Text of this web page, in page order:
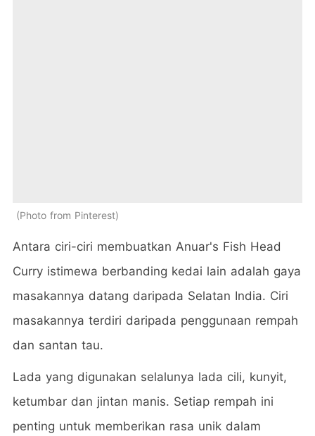
Photo from Pinterest
Antara ciri-ciri membuatkan Anuar's Fish Head
Curry istimewa berbanding kedai lain adalah gaya
masakannya datang daripada Selatan India. Ciri
masakannya terdiri daripada penggunaan rempah
dan santan tau.
Lada yang digunakan selalunya lada cili, kunyit,
ketumbar dan jintan manis. Setiap rempah ini
penting untuk memberikan rasa unik dalam